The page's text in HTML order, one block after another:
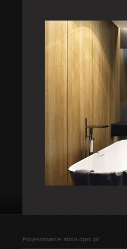
Projektowanie stron dpro.pl